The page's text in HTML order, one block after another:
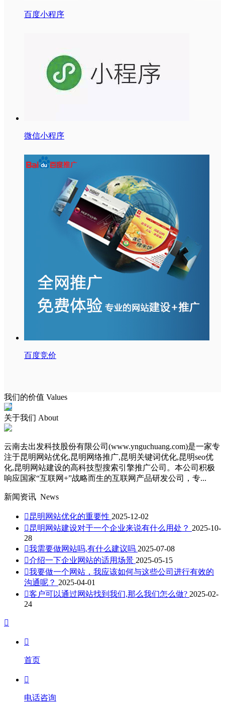
百度小程序
微信小程序
百度竞价
我们的价值 Values
关于我们 About
云南去出发科技股份有限公司(www.ynguchuang.com)是一家专
注于昆明网站优化,昆明网络推广,昆明关键词优化,昆明seo优
化,昆明网站建设的高科技型搜索引擎推广公司。本公司积极
响应国家“互联网+”战略而生的互联网产品研发公司，专...
新闻资讯 News
昆明网站优化的重要性 2025-12-02
昆明网站建设对于一个企业来说有什么用处？ 2025-10-
28
我需要做网站吗,有什么建议吗 2025-07-08
介绍一下企业网站的适用场景 2025-05-15
我要做一个网站，我应该如何与这些公司进行有效的
沟通呢？ 2025-04-01
客户可以通过网站找到我们,那么我们怎么做? 2025-02-
24


首页

电话咨询